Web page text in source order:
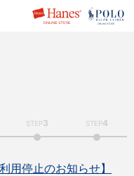
STEP3 STEP4
用停止のお知らせ】